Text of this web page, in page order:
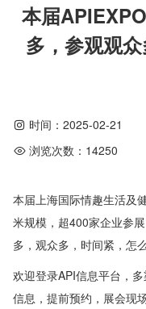
本届
多，参观观
时间： 2025-02-21
浏览次数： 14250
本届上海国际情趣生活及
米规模，超400家企业参
多，观众多，时间紧，怎
欢迎登录API信息平台，
信息，提前预约，展会现